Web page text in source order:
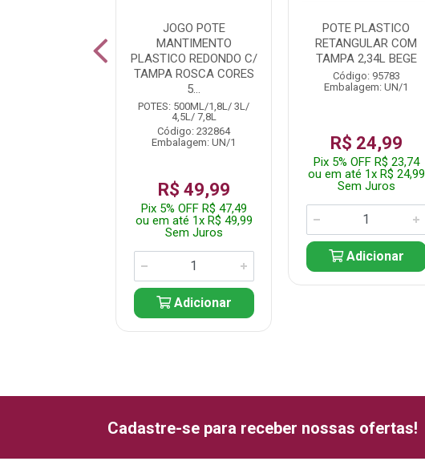
JOGO POTE
MANTIMENTO
PLASTICO REDONDO C/
TAMPA ROSCA CORES
5...
POTES: 500ML/1,8L/ 3L/
4,5L/ 7,8L
Código: 232864
Embalagem: UN/1
R$ 49,99
Pix 5% OFF R$ 47,49
ou em até 1x R$ 49,99
Sem Juros
Adicionar
POTE PLASTICO
RETANGULAR COM
TAMPA 2,34L BEGE
Código: 95783
Embalagem: UN/1
R$ 24,99
Pix 5% OFF R$ 23,74
ou em até 1x R$ 24,99
Sem Juros
Adicionar
Cadastre-se para receber nossas ofertas!